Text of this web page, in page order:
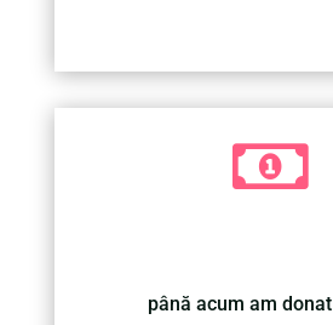

până acum am donat